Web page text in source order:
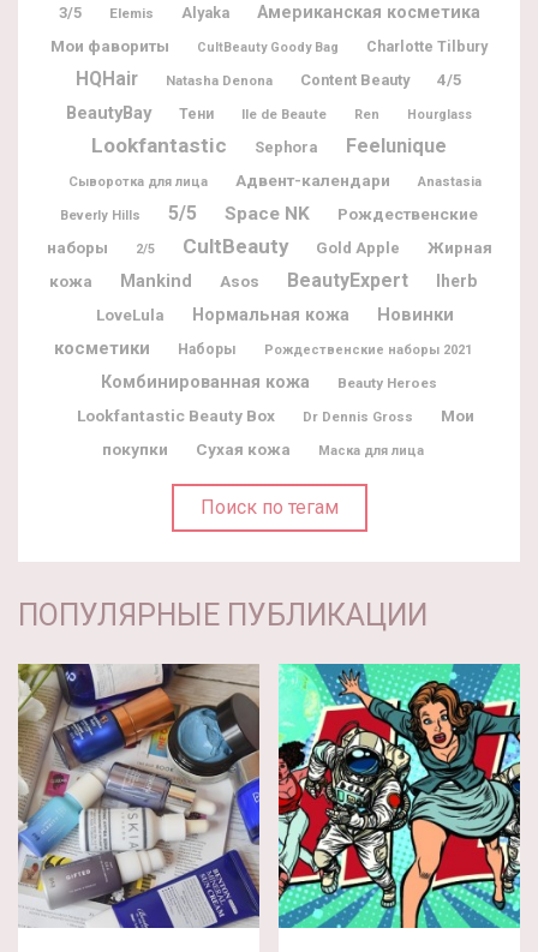
3/5 Elemis Alyaka
Американская косметика
Мои фавориты
CultBeauty Goody Bag Charlotte Tilbury
HQHair Natasha Denona Content Beauty 4/5
BeautyBay Тени Ile de Beaute Ren Hourglass
Lookfantastic Sephora Feelunique
Сыворотка для лица Адвент-календари Anastasia
Beverly Hills 5/5 Space NK
Рождественские
наборы
2/5 CultBeauty Gold Apple
Жирная
кожа
Mankind Asos BeautyExpert Iherb
LoveLula Нормальная кожа
Новинки
косметики
Наборы Рождественские наборы 2021
Комбинированная кожа Beauty Heroes
Lookfantastic Beauty Box Dr Dennis Gross
Мои
покупки
Сухая кожа Маска для лица
Поиск по тегам
ПОПУЛЯРНЫЕ ПУБЛИКАЦИИ